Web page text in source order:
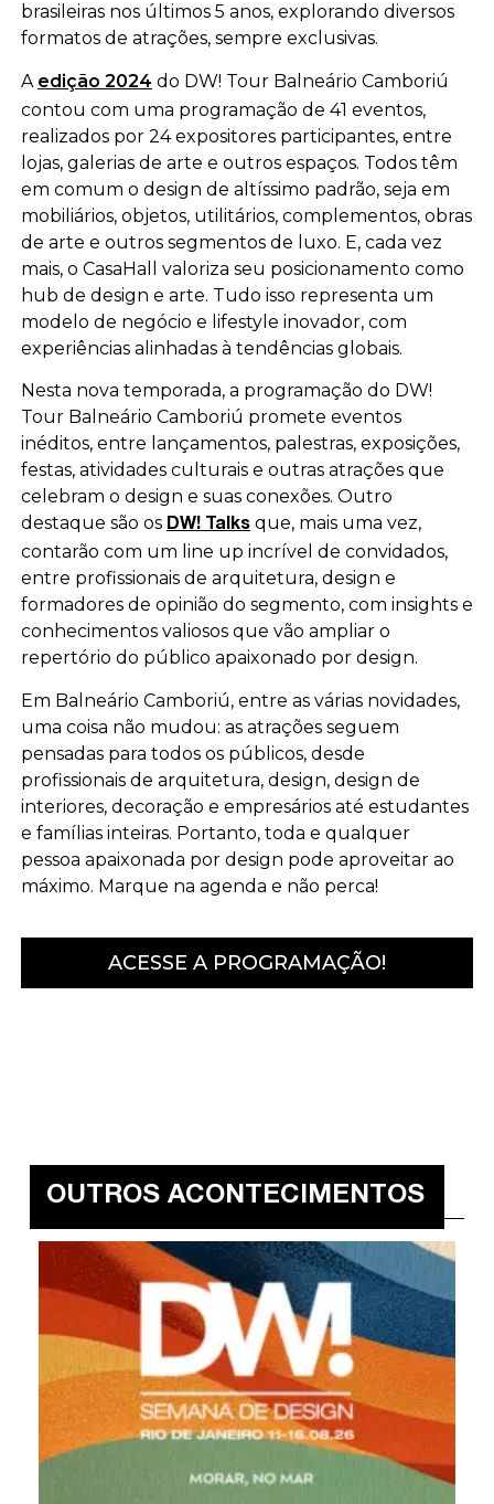
brasileiras nos últimos 5 anos, explorando diversos
formatos de atrações, sempre exclusivas.
A edição 2024 do DW! Tour Balneário Camboriú
contou com uma programação de 41 eventos,
realizados por 24 expositores participantes, entre
lojas, galerias de arte e outros espaços. Todos têm
em comum o design de altíssimo padrão, seja em
mobiliários, objetos, utilitários, complementos, obras
de arte e outros segmentos de luxo. E, cada vez
mais, o CasaHall valoriza seu posicionamento como
hub de design e arte. Tudo isso representa um
modelo de negócio e lifestyle inovador, com
experiências alinhadas à tendências globais.
Nesta nova temporada, a programação do DW!
Tour Balneário Camboriú promete eventos
inéditos, entre lançamentos, palestras, exposições,
festas, atividades culturais e outras atrações que
celebram o design e suas conexões. Outro
destaque são os DW! Talks que, mais uma vez,
contarão com um line up incrível de convidados,
entre profissionais de arquitetura, design e
formadores de opinião do segmento, com insights e
conhecimentos valiosos que vão ampliar o
repertório do público apaixonado por design.
Em Balneário Camboriú, entre as várias novidades,
uma coisa não mudou: as atrações seguem
pensadas para todos os públicos, desde
profissionais de arquitetura, design, design de
interiores, decoração e empresários até estudantes
e famílias inteiras. Portanto, toda e qualquer
pessoa apaixonada por design pode aproveitar ao
máximo. Marque na agenda e não perca!
ACESSE A PROGRAMAÇÃO!
OUTROS ACONTECIMENTOS